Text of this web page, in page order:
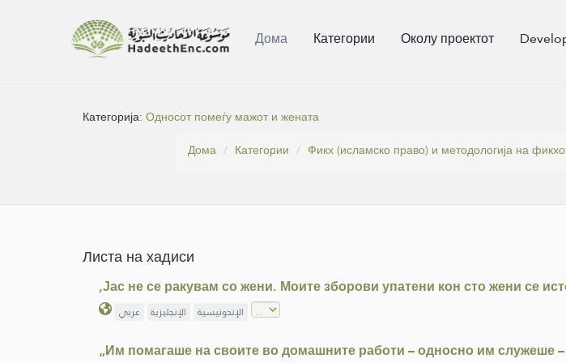
Дома Категории Околу проектот
Категорија:Односот помеѓу мажот и жената
Дома
Категории Фикх (исламско право) и методологија на
Листа на хадиси
,Јас не се ракувам со жени. Моите зборови упатени кон сто жени се
عربي الإنجليزية الإندونيسية
„Им помагаше на своите во домашните работи – односно им служеше